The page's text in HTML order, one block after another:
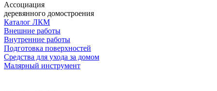
Ассоциация
деревянного домостроения
Каталог ЛКМ
Внешние работы
Внутренние работы
Подготовка поверхностей
Средства для ухода за домом
Малярный инструмент